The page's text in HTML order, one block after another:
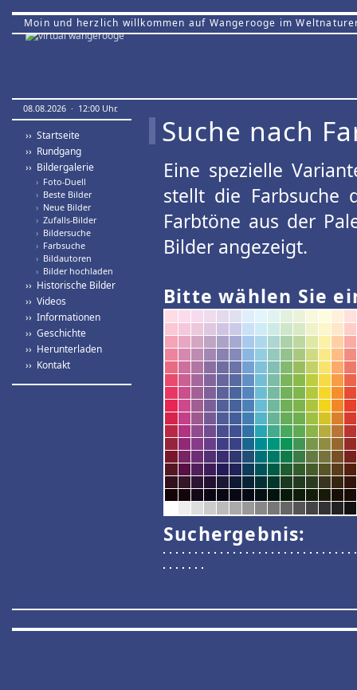
Moin und herzlich willkommen auf Wangerooge im
08.08.2026 · 12:00 Uhr.
›› Startseite
›› Rundgang
›› Bildergalerie
› Foto-Duell
› Beste Bilder
› Neue Bilder
› Zufalls-Bilder
› Bildersuche
› Farbsuche
› Bildautoren
› Bilder hochladen
›› Historische Bilder
›› Videos
›› Informationen
›› Geschichte
›› Herunterladen
›› Kontakt
Suche nach
Eine spezielle
stellt die Farbsuche
Farbtöne aus der
Bilder angezeigt.
Bitte wählen Sie
Suchergebnis: